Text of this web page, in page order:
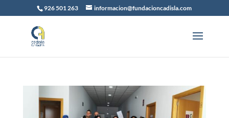
926 501 263 informacion@fundacioncadisla.com